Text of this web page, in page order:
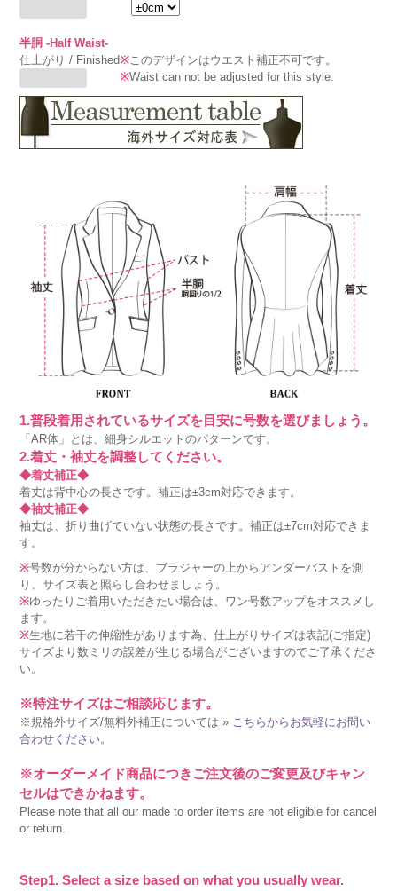
半胴 -Half Waist-
仕上がり / Finished※このデザインはウエスト補正不可です。
※Waist can not be adjusted for this style.
1.普段着用されているサイズを目安に号数を選びましょう。
「AR体」とは、細身シルエットのパターンです。
2.着丈・袖丈を調整してください。
◆着丈補正◆
着丈は背中心の長さです。補正は±3cm対応できます。
◆袖丈補正◆
袖丈は、折り曲げていない状態の長さです。補正は±7cm対応できま
す。
※号数が分からない方は、ブラジャーの上からアンダーバストを測
り、サイズ表と照らし合わせましょう。
※ゆったりご着用いただきたい場合は、ワン号数アップをオススメし
ます。
※生地に若干の伸縮性があります為、仕上がりサイズは表記(ご指定)
サイズより数ミリの誤差が生じる場合がございますのでご了承くださ
い。
※特注サイズはご相談応じます。
※規格外サイズ/無料外補正については » こちらからお気軽にお問い
合わせください。
※オーダーメイド商品につきご注文後のご変更及びキャン
セルはできかねます。
Please note that all our made to order items are not eligible for cancel
or return.
Step1. Select a size based on what you usually wear.